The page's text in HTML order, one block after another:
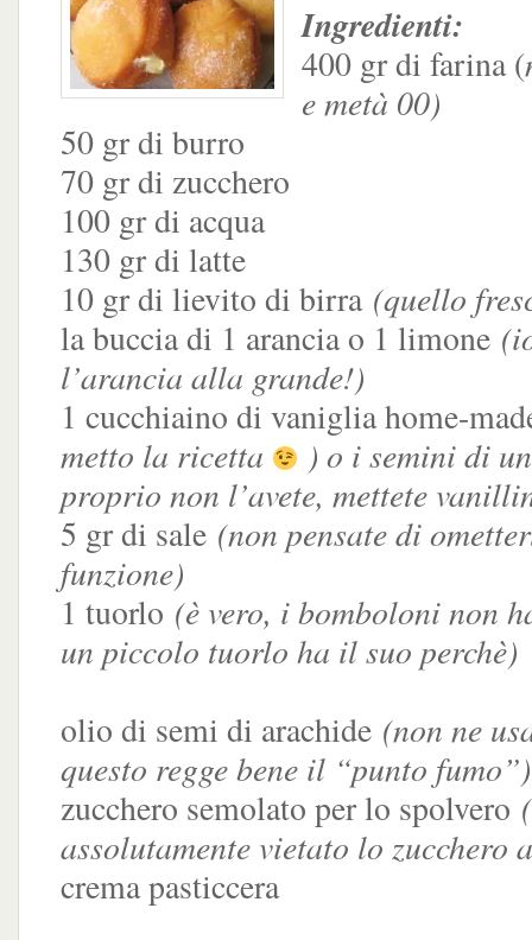
Ingredienti:
400 gr di farina (
e metà 00)
50 gr di burro
70 gr di zucchero
100 gr di acqua
130 gr di latte
10 gr di lievito di birra (quello
la buccia di 1 arancia o 1 limone
l’arancia alla grande!)
1 cucchiaino di vaniglia home-
metto la ricetta
) o i semini di
proprio non l’avete, mettete
5 gr di sale (non pensate di
funzione)
1 tuorlo (è vero, i bomboloni non
un piccolo tuorlo ha il suo perchè)
olio di semi di arachide (non ne
questo regge bene il “punto fumo”)
zucchero semolato per lo spolvero
assolutamente vietato lo zucchero
crema pasticcera